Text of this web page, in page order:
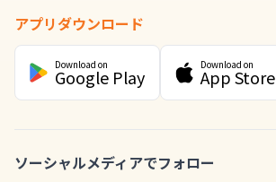
アプリダウンロード
Download on
Google Play
Download on
App Store
ソーシャルメディアでフォロー